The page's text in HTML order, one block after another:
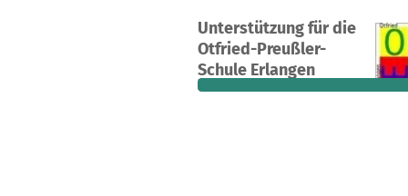
Unterstützung für die
Otfried-Preußler-
Schule Erlangen
Ein Projekt in Erlangen, Deutschland
16
Spenden
87 %